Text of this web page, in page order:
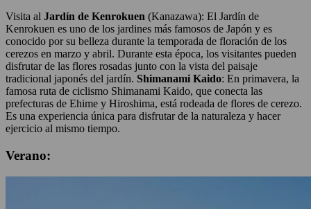
Visita al Jardín de Kenrokuen (Kanazawa): El Jardín de
Kenrokuen es uno de los jardines más famosos de Japón y es
conocido por su belleza durante la temporada de floración de los
cerezos en marzo y abril. Durante esta época, los visitantes pueden
disfrutar de las flores rosadas junto con la vista del paisaje
tradicional japonés del jardín. Shimanami Kaido: En primavera, la
famosa ruta de ciclismo Shimanami Kaido, que conecta las
prefecturas de Ehime y Hiroshima, está rodeada de flores de cerezo.
Es una experiencia única para disfrutar de la naturaleza y hacer
ejercicio al mismo tiempo.
Verano: